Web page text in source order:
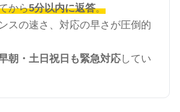
から5分以内に返答。
スの速さ、対応の早さが圧倒的
朝・土日祝日も緊急対応してい